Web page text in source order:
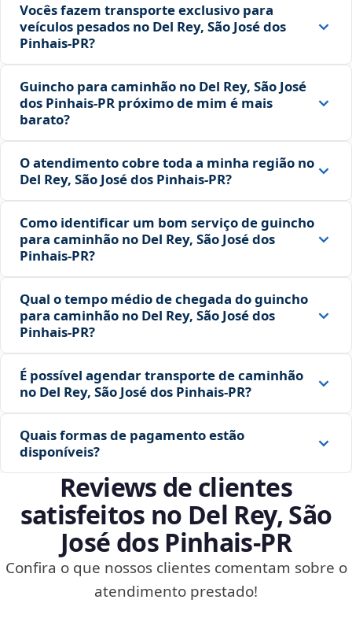
Vocês fazem transporte exclusivo para
veículos pesados no Del Rey, São José dos
Pinhais‑PR?
Guincho para caminhão no Del Rey, São José
dos Pinhais‑PR próximo de mim é mais
barato?
O atendimento cobre toda a minha região no
Del Rey, São José dos Pinhais‑PR?
Como identificar um bom serviço de guincho
para caminhão no Del Rey, São José dos
Pinhais‑PR?
Qual o tempo médio de chegada do guincho
para caminhão no Del Rey, São José dos
Pinhais‑PR?
É possível agendar transporte de caminhão
no Del Rey, São José dos Pinhais‑PR?
Quais formas de pagamento estão
disponíveis?
Reviews de clientes
satisfeitos no Del Rey, São
José dos Pinhais‑PR
Confira o que nossos clientes comentam sobre o
atendimento prestado!